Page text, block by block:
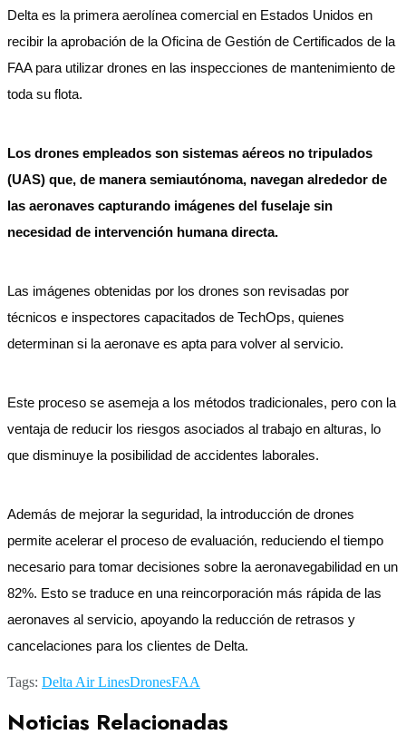
Delta es la primera aerolínea comercial en Estados Unidos en
recibir la aprobación de la Oficina de Gestión de Certificados de la
FAA para utilizar drones en las inspecciones de mantenimiento de
toda su flota.
Los drones empleados son sistemas aéreos no tripulados
(UAS) que, de manera semiautónoma, navegan alrededor de
las aeronaves capturando imágenes del fuselaje sin
necesidad de intervención humana directa.
Las imágenes obtenidas por los drones son revisadas por
técnicos e inspectores capacitados de TechOps, quienes
determinan si la aeronave es apta para volver al servicio.
Este proceso se asemeja a los métodos tradicionales, pero con la
ventaja de reducir los riesgos asociados al trabajo en alturas, lo
que disminuye la posibilidad de accidentes laborales.
Además de mejorar la seguridad, la introducción de drones
permite acelerar el proceso de evaluación, reduciendo el tiempo
necesario para tomar decisiones sobre la aeronavegabilidad en un
82%. Esto se traduce en una reincorporación más rápida de las
aeronaves al servicio, apoyando la reducción de retrasos y
cancelaciones para los clientes de Delta.
Tags: Delta Air LinesDronesFAA
Noticias Relacionadas